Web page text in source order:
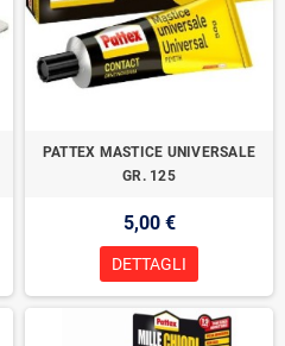
PATTEX MASTICE UNIVERSALE
GR. 125
5,00 €
DETTAGLI